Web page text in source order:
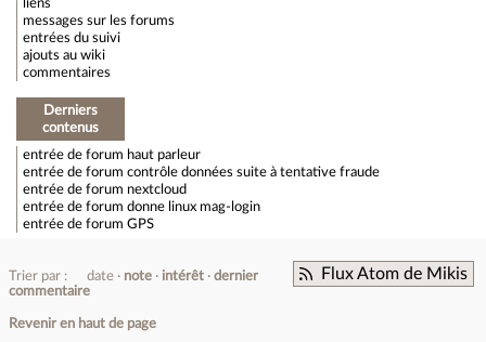
liens
messages sur les forums
entrées du suivi
ajouts au wiki
commentaires
Derniers
contenus
entrée de forum haut parleur
entrée de forum contrôle données suite à tentative fraude
entrée de forum nextcloud
entrée de forum donne linux mag-login
entrée de forum GPS
Flux Atom de Mikis
Trier par : date note intérêt
dernier
commentaire
Revenir en haut de page